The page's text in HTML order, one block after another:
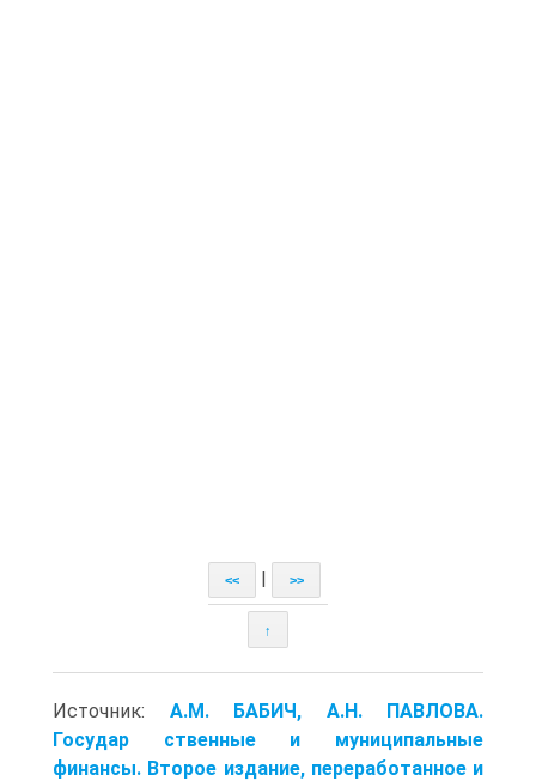
<< >>
↑
Источник: A.M. БАБИЧ, A.H. ПАВЛОВА.
Государ ственные и муниципальные
финансы. Второе издание, переработанное и